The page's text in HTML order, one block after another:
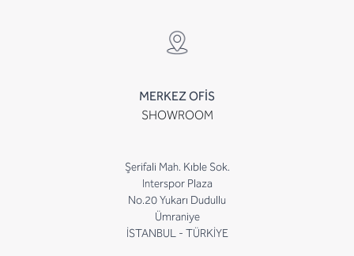
MERKEZ OFİS
SHOWROOM
Şerifali Mah. Kıble Sok.
Interspor Plaza
No.20 Yukarı Dudullu
Ümraniye
İSTANBUL - TÜRKİYE